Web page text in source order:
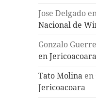
Jose Delgado
Nacional de
Gonzalo
en Jericoacoara
Tato Molina en
Jericoacoara